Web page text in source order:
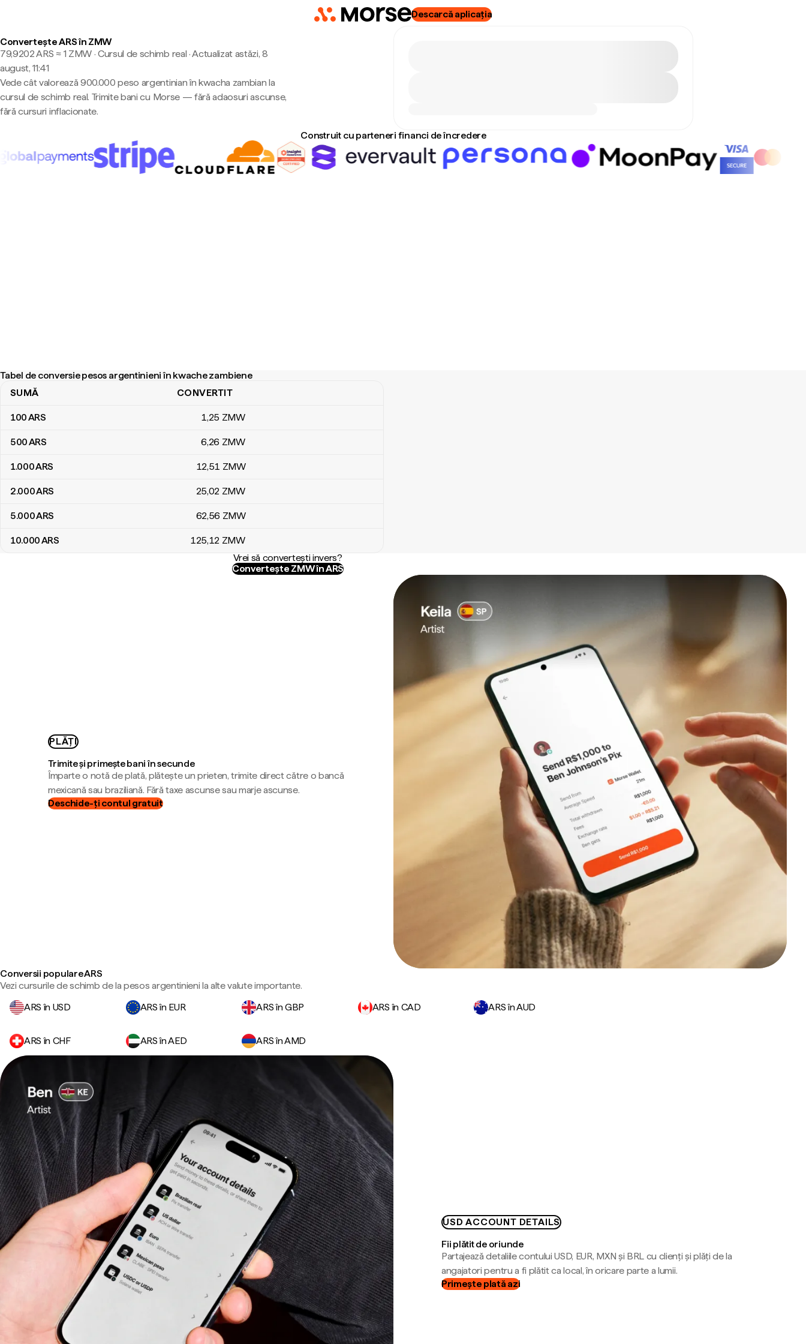
Descarcă aplicația
Convertește ARS în ZMW
79,9202 ARS ≈ 1 ZMW · Cursul de schimb real ·Actualizat astăzi, 8
august, 11:41
Vede cât valorează 900.000 peso argentinian în kwacha zambian la
cursul de schimb real. Trimite bani cu Morse — fără adaosuri ascunse,
fără cursuri inflacionate.
Construit cu parteneri financi de încredere
Tabel de conversie pesos argentinieni în kwache zambiene
Tabel de conversie pesos argentinieni în kwache zambiene
SUMĂ CONVERTIT
100ARS 1,25 ZMW
500ARS 6,26 ZMW
1.000ARS 12,51 ZMW
2.000ARS 25,02 ZMW
5.000ARS 62,56 ZMW
10.000ARS 125,12 ZMW
Vrei să convertești invers?
Convertește ZMW în ARS
PLĂȚI
Trimite și primește bani în secunde
Împarte o notă de plată, plătește un prieten, trimite direct către o bancă
mexicană sau braziliană. Fără taxe ascunse sau marje ascunse.
Deschide-ți contul gratuit
Conversii populare ARS
Vezi cursurile de schimb de la pesos argentinieni la alte valute importante.
ARS în USD
ARS în EUR ARS în GBP ARS în CAD ARS în AUD
ARS în CHF ARS în AED ARS în AMD
USD ACCOUNT DETAILS
Fii plătit de oriunde
Partajează detaliile contului USD, EUR, MXN și BRL cu clienți și plăți de la
angajatori pentru a fi plătit ca local, în oricare parte a lumii.
Primește plată azi